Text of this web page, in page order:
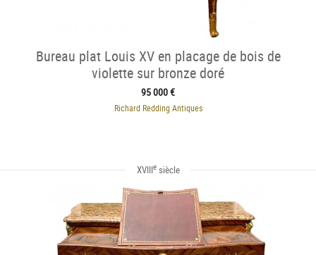
Bureau plat Louis XV en placage de bois de
violette sur bronze doré
95 000 €
Richard Redding Antiques
XVIIIesiècle